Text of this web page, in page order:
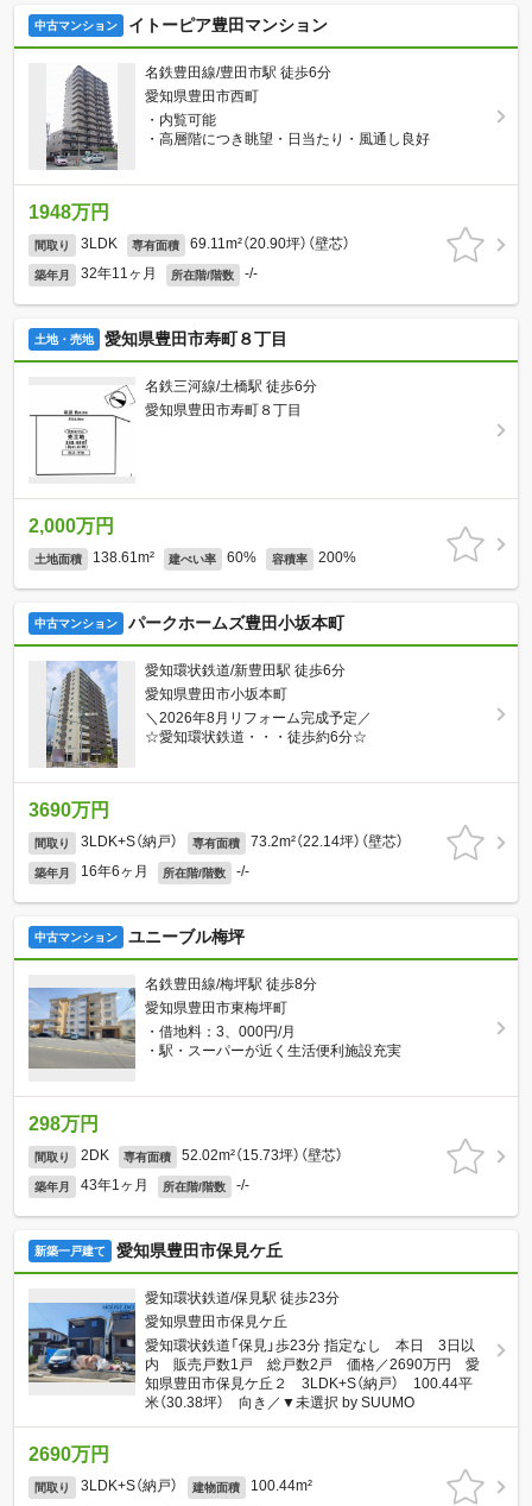
中古マンション イトーピア豊田マンション
名鉄豊田線/豊田市駅 徒歩6分
愛知県豊田市西町
・内覧可能
・高層階につき眺望・日当たり・風通し良好
1948万円
間取り 3LDK 専有面積 69.11m²（20.90坪）（壁芯）
築年月 32年11ヶ月 所在階/階数 -/-
土地・売地 愛知県豊田市寿町８丁目
名鉄三河線/土橋駅 徒歩6分
愛知県豊田市寿町８丁目
2,000万円
土地面積 138.61m² 建ぺい率 60% 容積率 200%
中古マンション パークホームズ豊田小坂本町
愛知環状鉄道/新豊田駅 徒歩6分
愛知県豊田市小坂本町
＼2026年8月リフォーム完成予定／
☆愛知環状鉄道・・・徒歩約6分☆
3690万円
間取り 3LDK+S（納戸） 専有面積 73.2m²（22.14坪）（壁芯）
築年月 16年6ヶ月 所在階/階数 -/-
中古マンション ユニーブル梅坪
名鉄豊田線/梅坪駅 徒歩8分
愛知県豊田市東梅坪町
・借地料：3、000円/月
・駅・スーパーが近く生活便利施設充実
298万円
間取り 2DK 専有面積 52.02m²（15.73坪）（壁芯）
築年月 43年1ヶ月 所在階/階数 -/-
新築一戸建て 愛知県豊田市保見ケ丘
愛知環状鉄道/保見駅 徒歩23分
愛知県豊田市保見ケ丘
愛知環状鉄道「保見」歩23分 指定なし 本日 3日以
内 販売戸数1戸 総戸数2戸 価格／2690万円 愛
知県豊田市保見ケ丘２ 3LDK+S（納戸） 100.44平
米（30.38坪） 向き／▼未選択 by SUUMO
2690万円
間取り 3LDK+S（納戸） 建物面積 100.44m²